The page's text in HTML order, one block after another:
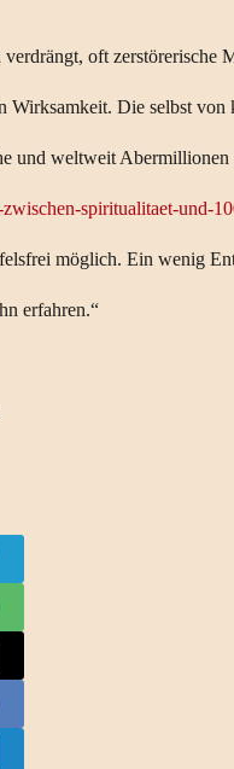
oft
Die selbst
und weltweit
spiritualitaet-und-
möglich. Ein wenig
erfahren.“